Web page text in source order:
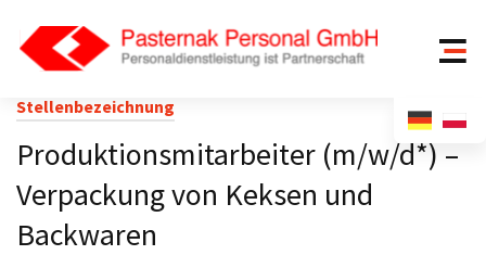
Stellenbezeichnung
Produktionsmitarbeiter (m/w/d*) –
Verpackung von Keksen und
Backwaren